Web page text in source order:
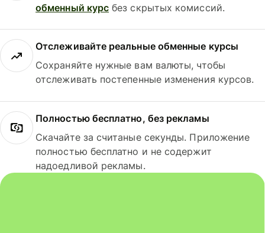
обменный курс без скрытых комиссий.
Отслеживайте реальные обменные курсы
Сохраняйте нужные вам валюты, чтобы
отслеживать постепенные изменения курсов.
Полностью бесплатно, без рекламы
Скачайте за считаные секунды. Приложение
полностью бесплатно и не содержит
надоедливой рекламы.